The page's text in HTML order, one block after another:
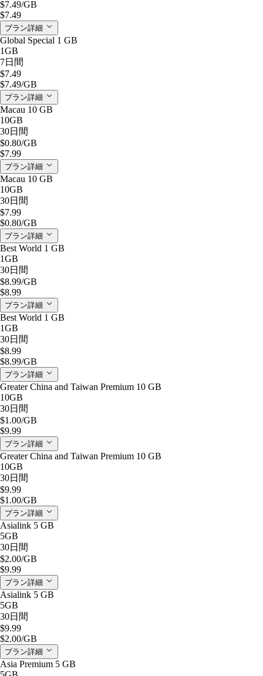
$7.49/GB
$7.49
プラン詳細
Global Special 1 GB
1GB
7日間
$7.49
$7.49/GB
プラン詳細
Macau 10 GB
10GB
30日間
$0.80/GB
$7.99
プラン詳細
Macau 10 GB
10GB
30日間
$7.99
$0.80/GB
プラン詳細
Best World 1 GB
1GB
30日間
$8.99/GB
$8.99
プラン詳細
Best World 1 GB
1GB
30日間
$8.99
$8.99/GB
プラン詳細
Greater China and Taiwan Premium 10 GB
10GB
30日間
$1.00/GB
$9.99
プラン詳細
Greater China and Taiwan Premium 10 GB
10GB
30日間
$9.99
$1.00/GB
プラン詳細
Asialink 5 GB
5GB
30日間
$2.00/GB
$9.99
プラン詳細
Asialink 5 GB
5GB
30日間
$9.99
$2.00/GB
プラン詳細
Asia Premium 5 GB